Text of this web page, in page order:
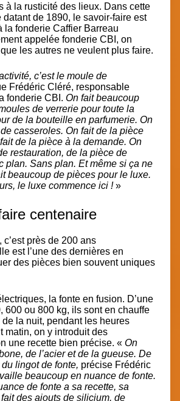
à la rusticité des lieux. Dans cette
de 1890, le savoir-faire est
la fonderie Caffier Barreau
appelée fonderie CBI, on
les autres ne veulent plus faire.
c’est le moule de
Frédéric Cléré, responsable
fonderie CBI. On fait beaucoup
de verrerie pour toute la
de la bouteille en parfumerie. On
casseroles. On fait de la pièce
de la pièce à la demande. On
restauration, de la pièce de
plan. Sans plan. Et même si ça ne
beaucoup de pièces pour le luxe.
le luxe commence ici !»
centenaire
, c’est près de 200 ans
est l’une des dernières en
des pièces bien souvent uniques
la fonte en fusion. D’une
600 ou 800 kg, ils sont en chauffe
la nuit, pendant les heures
matin, on y introduit des
une recette bien précise. « On
de l’acier et de la gueuse. De
lingot de fonte, précise Frédéric
beaucoup en nuance de fonte.
de fonte a sa recette, sa
des ajouts de silicium, de